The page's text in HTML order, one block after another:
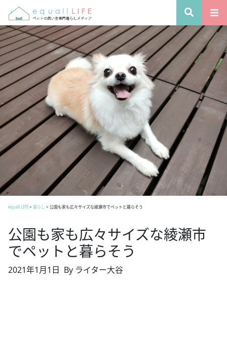
equall LIFE> 暮らし > 公園も家も広々サイズな綾瀬市でペットと暮らそう
公園も家も広々サイズな綾瀬市
でペットと暮らそう
2021年1月1日 By ライター大谷